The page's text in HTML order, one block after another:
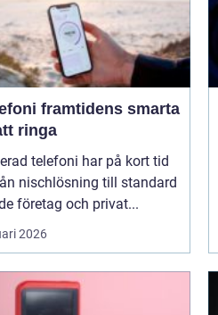
smarta
ringa
telefoni har på kort tid
nischlösning till standard
företag och privat...
2026